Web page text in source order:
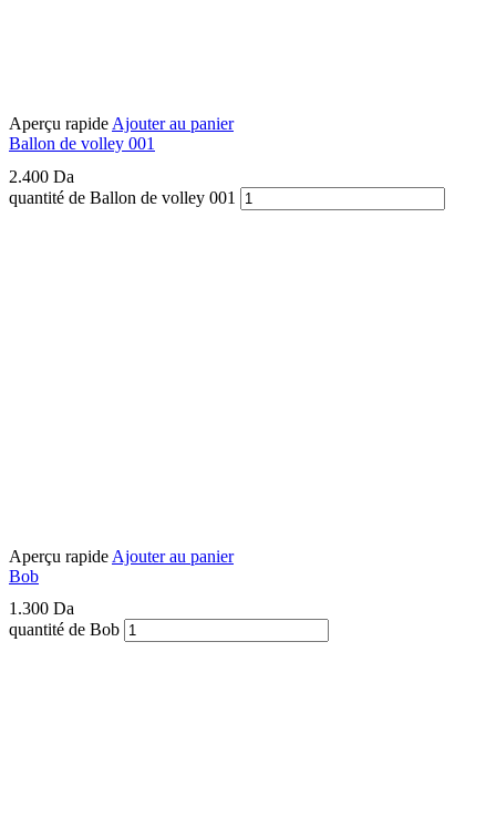
Aperçu rapide Ajouter au panier
Ballon de volley 001
2.400 Da
quantité de Ballon de volley 001
Aperçu rapide Ajouter au panier
Bob
1.300 Da
quantité de Bob